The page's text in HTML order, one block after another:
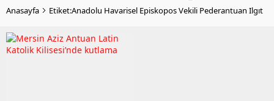
Anasayfa Etiket:Anadolu Havarisel Episkopos Vekili Pederantuan Ilgıt